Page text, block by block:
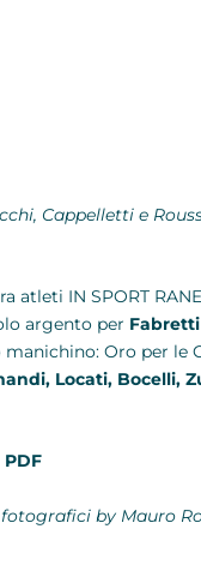
Cappelletti e
atleti IN SPORT
argento per Fabretti
Oro per le
Locati, Bocelli,
PDF
by Mauro